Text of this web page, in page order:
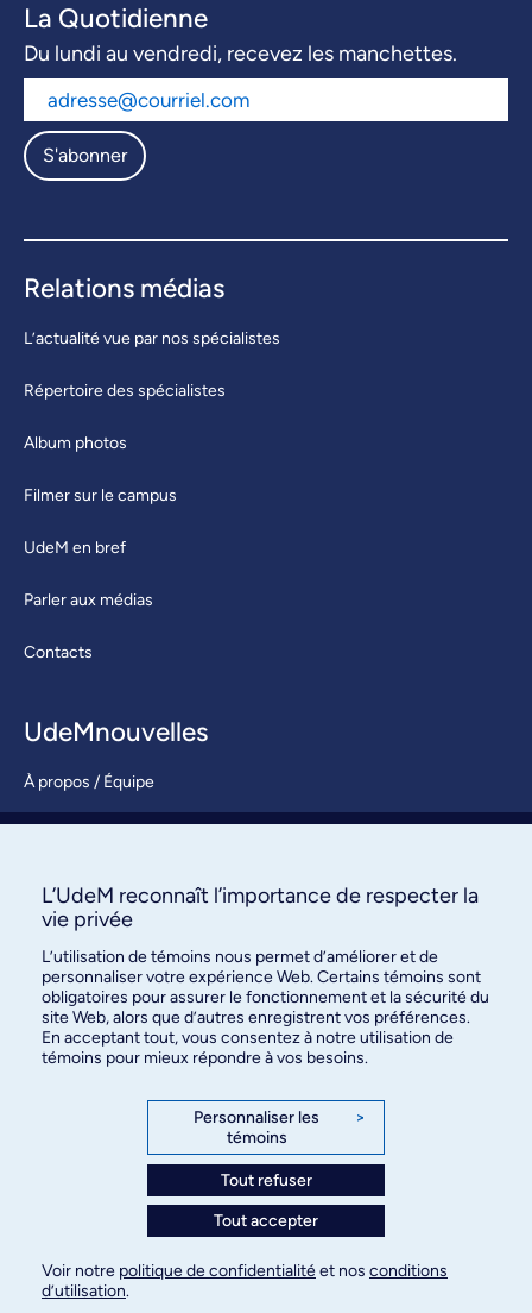
La Quotidienne
Du lundi au vendredi, recevez les manchettes.
S'abonner
Relations médias
L’actualité vue par nos spécialistes
Répertoire des spécialistes
Album photos
Filmer sur le campus
UdeM en bref
Parler aux médias
Contacts
UdeMnouvelles
À propos / Équipe
S’abonner
des relations publiques
3744, rue Jean-Brillant, bureau 490
Montréal (Québec) H3T 1P1
Paramètres des témoins
© Université de Montréal, 2026. Tous droits
L’UdeM reconnaît l’importance de respecter la
vie privée
L’utilisation de témoins nous permet d’améliorer et de
personnaliser votre expérience Web. Certains témoins sont
obligatoires pour assurer le fonctionnement et la sécurité du
site Web, alors que d’autres enregistrent vos préférences.
En acceptant tout, vous consentez à notre utilisation de
témoins pour mieux répondre à vos besoins.
Personnaliser les
témoins
>
Tout refuser
Tout accepter
Voir notre politique de confidentialitéet nos conditions
d’utilisation.